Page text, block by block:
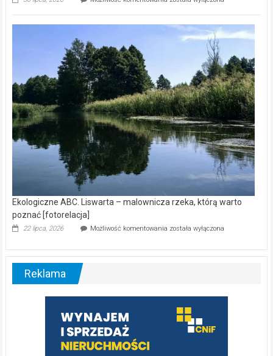
kamerą
wśród
Ekologiczne ABC. Liswarta – malownicza rzeka, którą warto
poznać [fotorelacja]
22 lipca, 2026 Możliwość komentowania Ekologiczne
–
warto
poznać
[fotorelacja]
została wyłączona
Reklama